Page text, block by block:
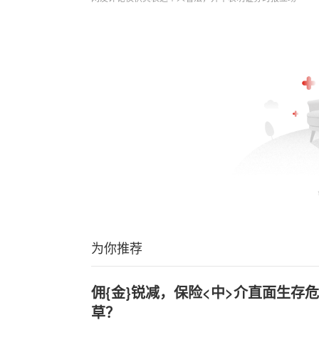
为你推荐
佣{金}锐减，保险<中>介直面生存
草？